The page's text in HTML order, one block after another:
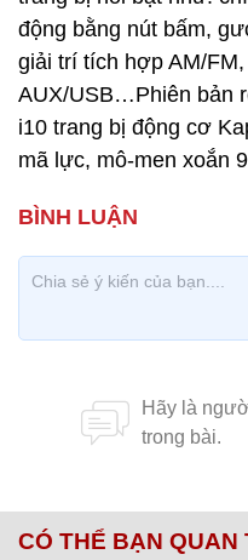
động bằng nút bấm,
giải trí tích hợp AM/
AUX/USB…Phiên bản
i10 trang bị động cơ
mã lực, mô-men xoắn
CÓ THỂ BẠN QUAN